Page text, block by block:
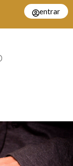
entrar